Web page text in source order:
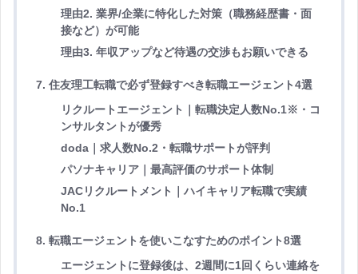
理由2. 業界/企業に特化した対策（職務経歴書・面
接など）が可能
理由3. 年収アップなど待遇の交渉もお願いできる
7. 住友理工転職で必ず登録すべき転職エージェント4選
リクルートエージェント｜転職決定人数No.1※・コ
ンサルタントが優秀
doda｜求人数No.2・転職サポートが評判
パソナキャリア｜最高評価のサポート体制
JACリクルートメント｜ハイキャリア転職で実績
No.1
8. 転職エージェントを使いこなすためのポイント8選
エージェントに登録後は、2週間に1回くらい連絡を